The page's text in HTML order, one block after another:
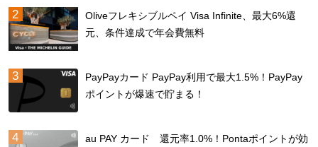
Oliveフレキシブルペイ Visa Infinite、最大6%還
元、条件達成で年会費無料
PayPayカード PayPay利用で最大1.5%！PayPay
ポイントが爆速で貯まる！
au PAY カード 還元率1.0%！Pontaポイントが効